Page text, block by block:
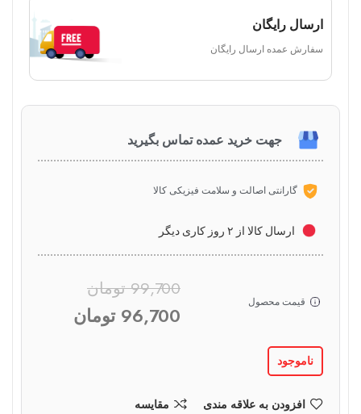
ارسال رایگان
سفارش عمده ارسال رایگان
جهت خرید عمده تماس بگیرید
گارانتی اصالت و سلامت فیزیکی کالا
ارسال کالا از ۲ روز کاری دیگر
قیمت محصول
99,700 تومان
96,700 تومان
ناموجود
افزودن به علاقه مندی مقایسه